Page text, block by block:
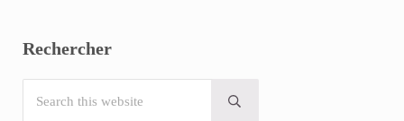
Rechercher
Submit search